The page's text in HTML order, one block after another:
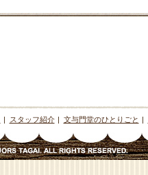
| スタッフ紹介 | 文与門堂のひとりごと |